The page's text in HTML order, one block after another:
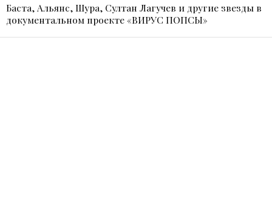
Баста, Альянс, Шура, Султан Лагучев и другие звезды в
документальном проекте «ВИРУС ПОПСЫ»